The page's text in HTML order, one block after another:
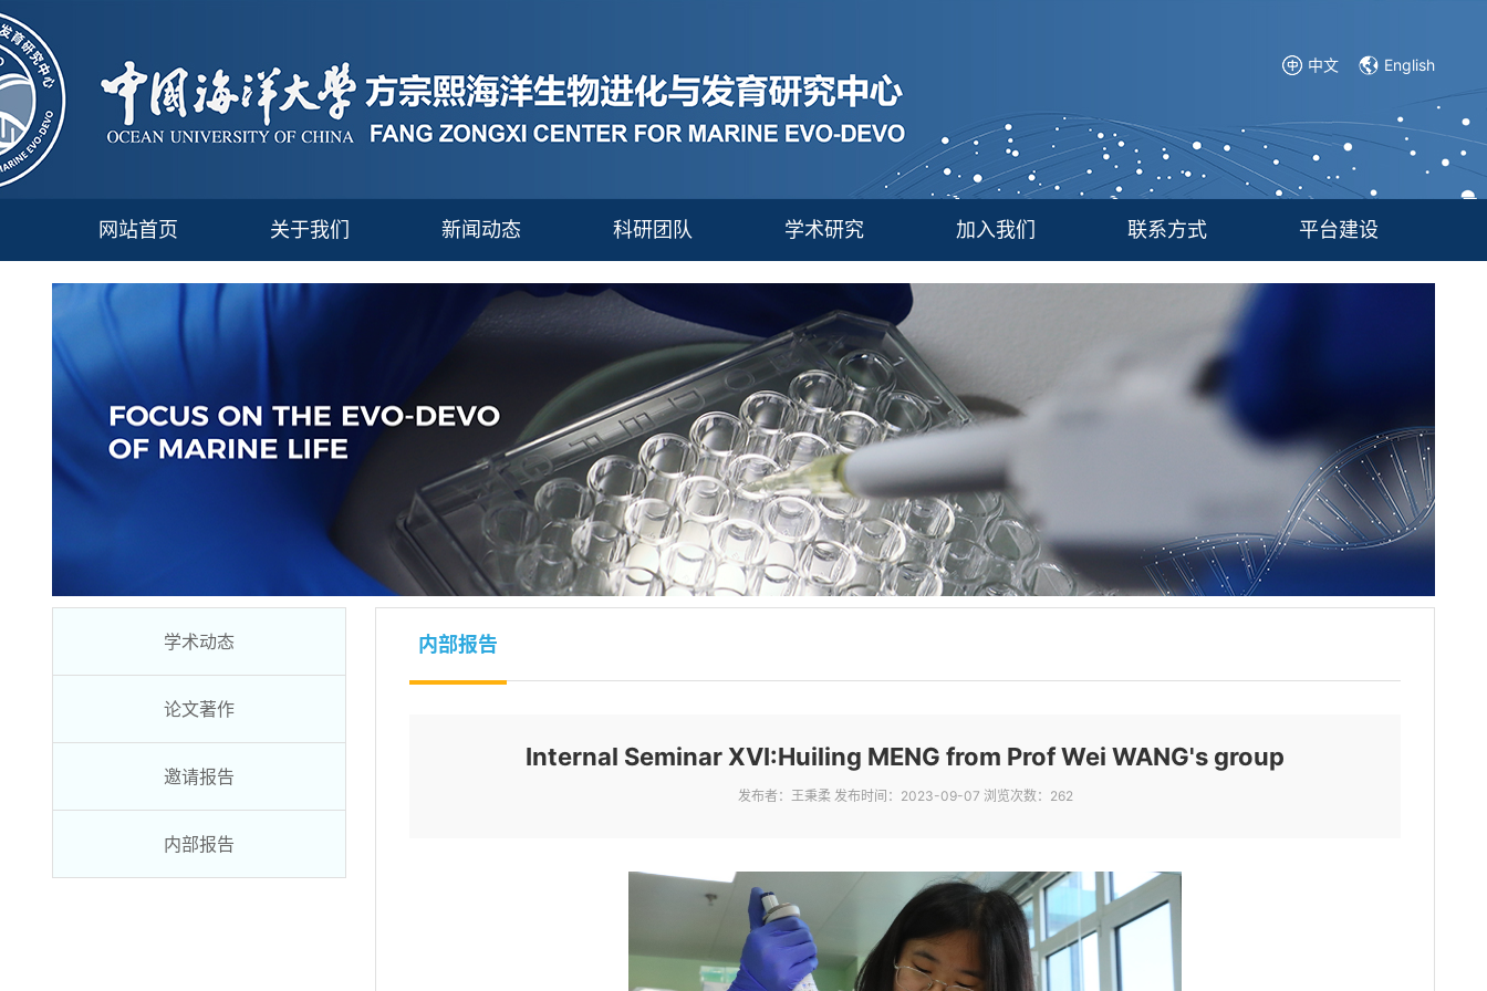
English
中文
网站首页 关于我们 新闻动态 科研团队 学术研究 加入我们 联系方式 平台建设
学术动态
论文著作
邀请报告
内部报告
内部报告
Internal Seminar XVI:Huiling MENG from Prof Wei WANG's group
发布者：王秉柔 发布时间：2023-09-07 浏览次数： 262